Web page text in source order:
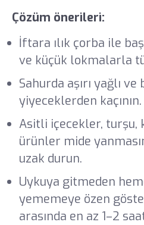
Çözüm önerileri:
İftara ılık çorba ile
ve küçük lokmalarla
Sahurda aşırı yağlı ve
yiyeceklerden kaçının.
Asitli içecekler, turşu,
ürünler mide
uzak durun.
Uykuya gitmeden
yememeye özen
arasında en az 1–2